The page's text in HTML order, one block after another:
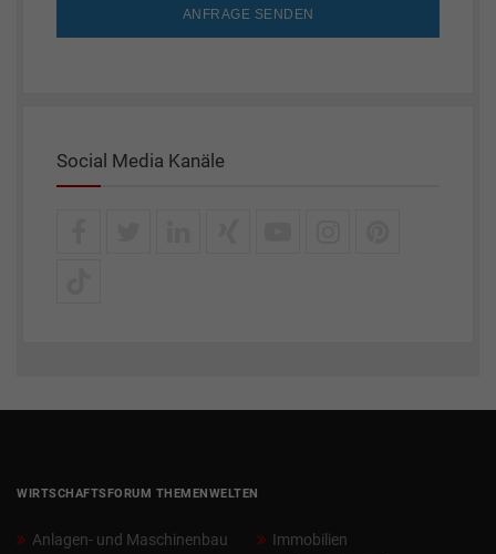
ANFRAGE SENDEN
Social Media Kanäle
WIRTSCHAFTSFORUM THEMENWELTEN
Anlagen- und Maschinenbau
Immobilien